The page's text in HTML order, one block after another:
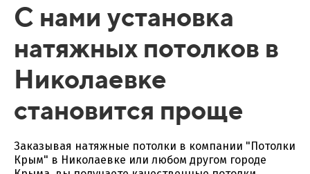
С нами установка
натяжных потолков в
Николаевке
становится проще
Заказывая натяжные потолки в компании "Потолки
Крым" в Николаевке или любом другом городе